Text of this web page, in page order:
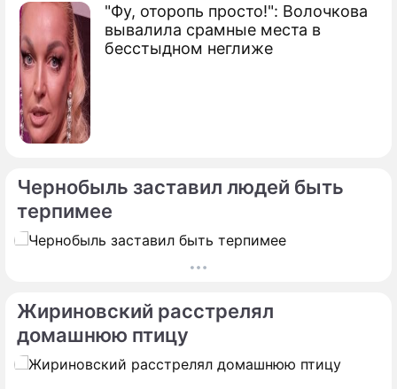
"Фу, оторопь просто!": Волочкова
вывалила срамные места в
бесстыдном неглиже
По теме
смерти звезды "Дома-2"
Чернобыль заставил людей быть
терпимее
Жириновский расстрелял
домашнюю птицу